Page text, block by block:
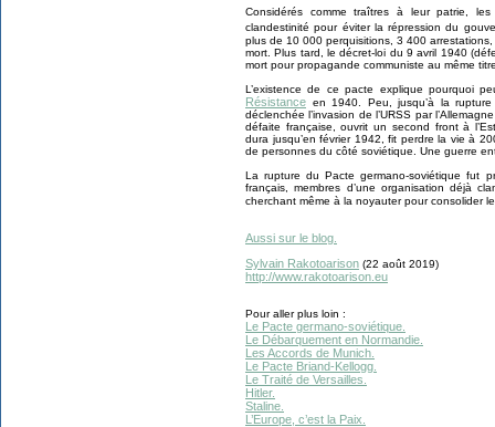
Considérés comme traîtres à leur patrie,
clandestinité pour éviter la répression du
plus de 10 000 perquisitions, 3 400
mort. Plus tard, le décret-loi du 9 avril 1940
mort pour propagande communiste au même
L’existence de ce pacte explique pourquoi
Résistance en 1940. Peu, jusqu’à la
déclenchée l’invasion de l’URSS par
défaite française, ouvrit un second front à
dura jusqu’en février 1942, fit perdre la vie à
de personnes du côté soviétique. Une guerre
La rupture du Pacte germano-soviétique fut
français, membres d’une organisation déjà
cherchant même à la noyauter pour consolider
Aussi sur le blog.
Sylvain Rakotoarison (22 août 2019)
http://www.rakotoarison.eu
Pour aller plus loin :
Le Pacte germano-soviétique.
Le Débarquement en Normandie.
Les Accords de Munich.
Le Pacte Briand-Kellogg.
Le Traité de Versailles.
Hitler.
Staline.
L’Europe, c’est la Paix.